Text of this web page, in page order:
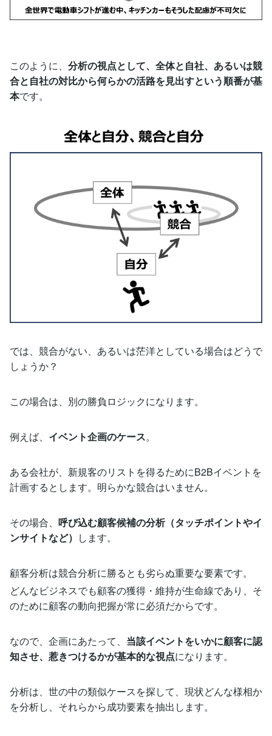
このように、 分析の視点として、全体と自社、あるいは競
合と自社の対比から何らかの活路を見出すという順番が基
本です。
では、競合がない、あるいは茫洋としている場合はどうで
しょうか？
この場合は、別の勝負ロジックになります。
例えば、 イベント企画のケース。
ある会社が、新規客のリストを得るためにB2Bイベントを
計画するとします。明らかな競合はいません。
その場合、 呼び込む顧客候補の分析（タッチポイントやイ
ンサイトなど） します。
顧客分析は競合分析に勝るとも劣らぬ重要な要素です。
どんなビジネスでも顧客の獲得・維持が生命線であり、そ
のために顧客の動向把握が常に必須だからです。
なので、企画にあたって、 当該イベントをいかに顧客に認
知させ、惹きつけるかが基本的な視点になります。
分析は、世の中の類似ケースを探して、現状どんな様相か
を分析し、それらから成功要素を抽出します。